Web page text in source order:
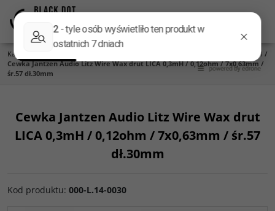
MenuPanel
Kategoria główna Litz Wire Wax Coil /
Cewka Jantzen Audio Litz Wire Wax drut LICA 0,3mH / 0,12ohm / 7x0,63mm /
śr.57 dł.30mm
Cewka Jantzen Audio Litz Wire Wax drut
LICA 0,3mH / 0,12ohm / 7x0,63mm / śr.57
dł.30mm
Kod produktu: 000-L.14-0030